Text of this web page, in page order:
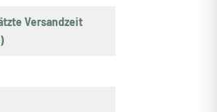
Versandzeit